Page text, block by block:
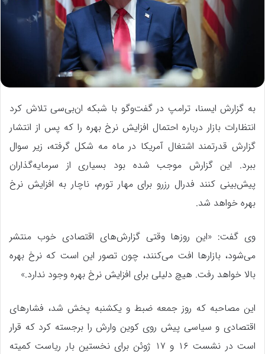
به گزارش ایسنا، ترامپ در گفت‌وگو با شبکه ان‌بی‌سی تلاش کرد
انتظارات بازار درباره احتمال افزایش نرخ بهره را که پس از انتشار
گزارش قدرتمند اشتغال آمریکا در ماه مه شکل گرفته، زیر سوال
ببرد. این گزارش موجب شده بود بسیاری از سرمایه‌گذاران
پیش‌بینی کنند فدرال رزرو برای مهار تورم، ناچار به افزایش نرخ
بهره خواهد شد.
وی گفت: «این روزها وقتی گزارش‌های اقتصادی خوب منتشر
می‌شود، بازارها افت می‌کنند، چون تصور این است که نرخ بهره
بالا خواهد رفت. هیچ دلیلی برای افزایش نرخ بهره وجود ندارد.»
این مصاحبه که روز جمعه ضبط و یکشنبه پخش شد، فشارهای
اقتصادی و سیاسی پیش روی کوین وارش را برجسته کرد که قرار
است در نشست ۱۶ و ۱۷ ژوئن برای نخستین بار ریاست کمیته